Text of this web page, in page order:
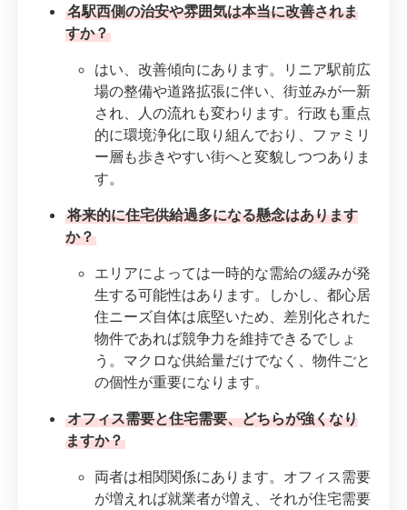
名駅西側の治安や雰囲気は本当に改善されま
すか？
はい、改善傾向にあります。リニア駅前広
場の整備や道路拡張に伴い、街並みが一新
され、人の流れも変わります。行政も重点
的に環境浄化に取り組んでおり、ファミリ
ー層も歩きやすい街へと変貌しつつありま
す。
将来的に住宅供給過多になる懸念はあります
か？
エリアによっては一時的な需給の緩みが発
生する可能性はあります。しかし、都心居
住ニーズ自体は底堅いため、差別化された
物件であれば競争力を維持できるでしょ
う。マクロな供給量だけでなく、物件ごと
の個性が重要になります。
オフィス需要と住宅需要、どちらが強くなり
ますか？
両者は相関関係にあります。オフィス需要
が増えれば就業者が増え、それが住宅需要